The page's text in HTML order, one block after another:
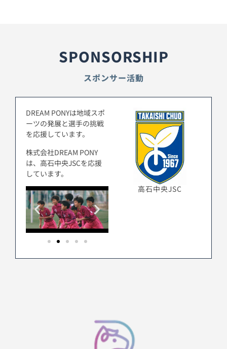
SPONSORSHIP
スポンサー活動
DREAM PONYは地域スポ
ーツの発展と選手の挑戦
を応援しています。
株式会社DREAM PONY
は、高石中央JSCを応援
しています。
高石中央JSC